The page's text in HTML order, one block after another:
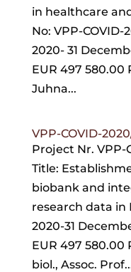
in healthcare
No: VPP-
2020- 31
EUR 497 580.00
Juhna...
VPP-COVID-
Project Nr. VPP-
Title:
biobank and
research data in
2020-31
EUR 497
biol., Assoc.